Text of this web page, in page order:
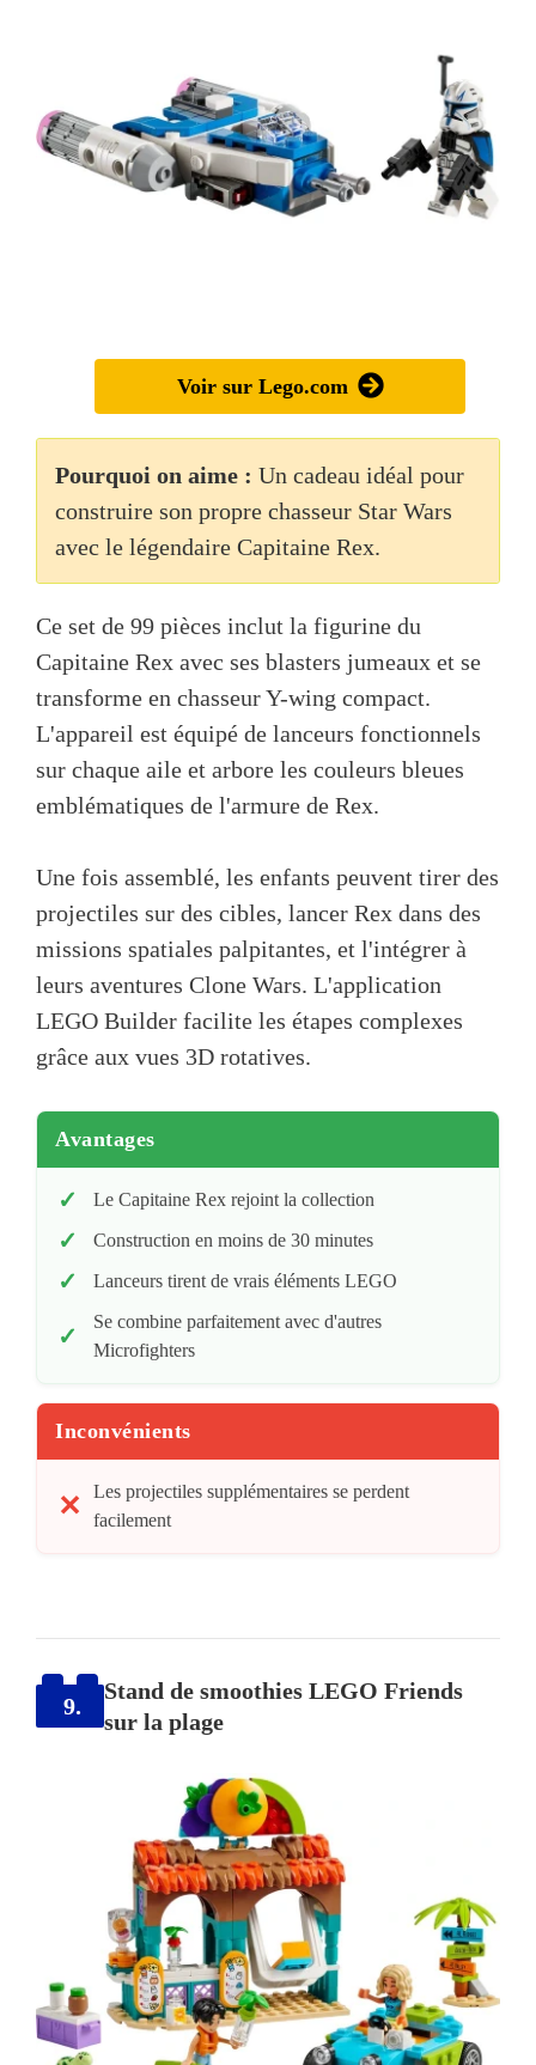
Voir sur Lego.com
Pourquoi on aime : Un cadeau idéal pour
construire son propre chasseur Star Wars
avec le légendaire Capitaine Rex.
Ce set de 99 pièces inclut la figurine du
Capitaine Rex avec ses blasters jumeaux et se
transforme en chasseur Y-wing compact.
L'appareil est équipé de lanceurs fonctionnels
sur chaque aile et arbore les couleurs bleues
emblématiques de l'armure de Rex.
Une fois assemblé, les enfants peuvent tirer des
projectiles sur des cibles, lancer Rex dans des
missions spatiales palpitantes, et l'intégrer à
leurs aventures Clone Wars. L'application
LEGO Builder facilite les étapes complexes
grâce aux vues 3D rotatives.
Avantages
Le Capitaine Rex rejoint la collection
Construction en moins de 30 minutes
Lanceurs tirent de vrais éléments LEGO
Se combine parfaitement avec d'autres
Microfighters
Inconvénients
Les projectiles supplémentaires se perdent
facilement
9.
Stand de smoothies LEGO Friends
sur la plage